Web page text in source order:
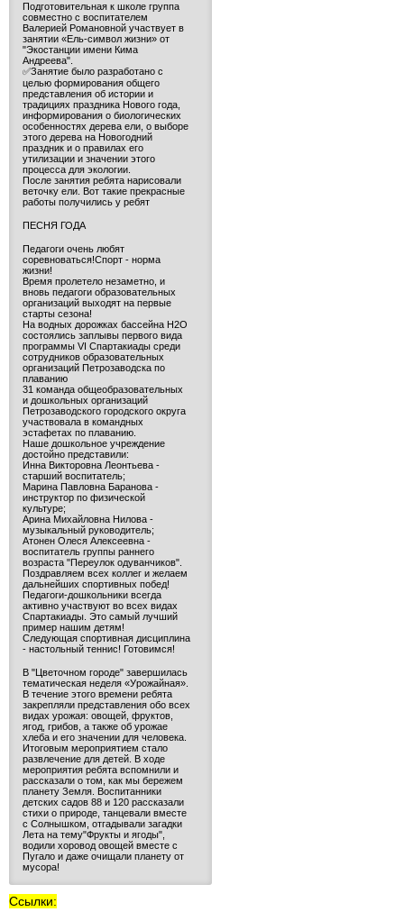
Подготовительная к школе группа
совместно с воспитателем
Валерией Романовной участвует в
занятии «Ель-символ жизни» от
"Экостанции имени Кима
Андреева".
✅Занятие было разработано с
целью формирования общего
представления об истории и
традициях праздника Нового года,
информирования о биологических
особенностях дерева ели, о выборе
этого дерева на Новогодний
праздник и о правилах его
утилизации и значении этого
процесса для экологии.
После занятия ребята нарисовали
веточку ели. Вот такие прекрасные
работы получились у ребят
ПЕСНЯ ГОДА
Педагоги очень любят
соревноваться!Спорт - норма
жизни!
Время пролетело незаметно, и
вновь педагоги образовательных
организаций выходят на первые
старты сезона!
На водных дорожках бассейна H2O
состоялись заплывы первого вида
программы VI Спартакиады среди
сотрудников образовательных
организаций Петрозаводска по
плаванию
31 команда общеобразовательных
и дошкольных организаций
Петрозаводского городского округа
участвовала в командных
эстафетах по плаванию.
Наше дошкольное учреждение
достойно представили:
Инна Викторовна Леонтьева -
старший воспитатель;
Марина Павловна Баранова -
инструктор по физической
культуре;
Арина Михайловна Нилова -
музыкальный руководитель;
Атонен Олеся Алексеевна -
воспитатель группы раннего
возраста "Переулок одуванчиков".
Поздравляем всех коллег и желаем
дальнейших спортивных побед!
Педагоги-дошкольники всегда
активно участвуют во всех видах
Спартакиады. Это самый лучший
пример нашим детям!
Следующая спортивная дисциплина
- настольный теннис! Готовимся!
В "Цветочном городе" завершилась
тематическая неделя «Урожайная».
В течение этого времени ребята
закрепляли представления обо всех
видах урожая: овощей, фруктов,
ягод, грибов, а также об урожае
хлеба и его значении для человека.
Итоговым мероприятием стало
развлечение для детей. В ходе
мероприятия ребята вспомнили и
рассказали о том, как мы бережем
планету Земля. Воспитанники
детских садов 88 и 120 рассказали
стихи о природе, танцевали вместе
с Солнышком, отгадывали загадки
Лета на тему"Фрукты и ягоды",
водили хоровод овощей вместе с
Пугало и даже очищали планету от
мусора!
Ссылки: